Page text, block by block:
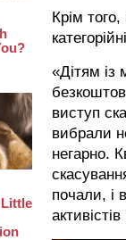
Крім
«Дітям із
виступ
вибрали
негарно.
почали, і